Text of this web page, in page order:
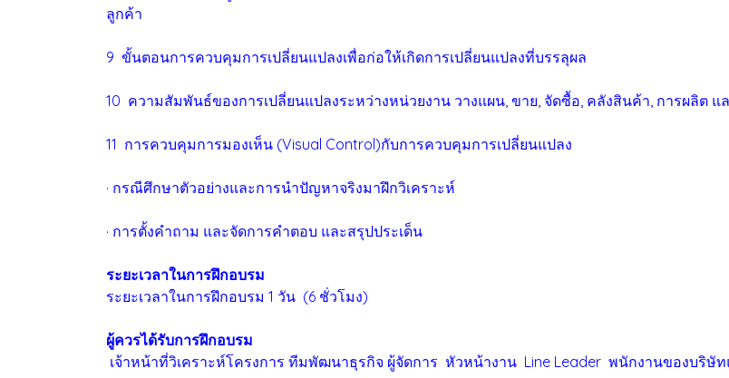
ลูกค้า
9 ขั้นตอนการควบคุมการเปลี่ยนแปลงเพื่อก่อให้เกิดการเปลี่ยนแปลงที่บรรลุผล
10 ความสัมพันธ์ของการเปลี่ยนแปลงระหว่างหน่วยงาน วางแผน, ขาย, จัดซื้อ, คลังสินค้า, การผลิต แ
11 การควบคุมการมองเห็น (Visual Control)กับการควบคุมการเปลี่ยนแปลง
· กรณีศึกษาตัวอย่างและการนำปัญหาจริงมาฝึกวิเคราะห์
· การตั้งคำถาม และจัดการคำตอบ และสรุปประเด็น
ระยะเวลาในการฝึกอบรม
ระยะเวลาในการฝึกอบรม 1 วัน (6 ชั่วโมง)
ผู้ควรได้รับการฝึกอบรม
เจ้าหน้าที่วิเคราะห์โครงการ ทีมพัฒนาธุรกิจ ผู้จัดการ หัวหน้างาน Line Leader พนักงานของบริษั